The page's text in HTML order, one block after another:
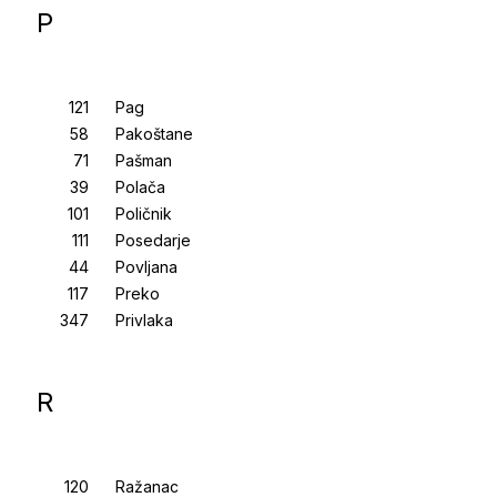
P
Pag
Pakoštane
Pašman
Polača
Poličnik
Posedarje
Povljana
Preko
Privlaka
R
Ražanac